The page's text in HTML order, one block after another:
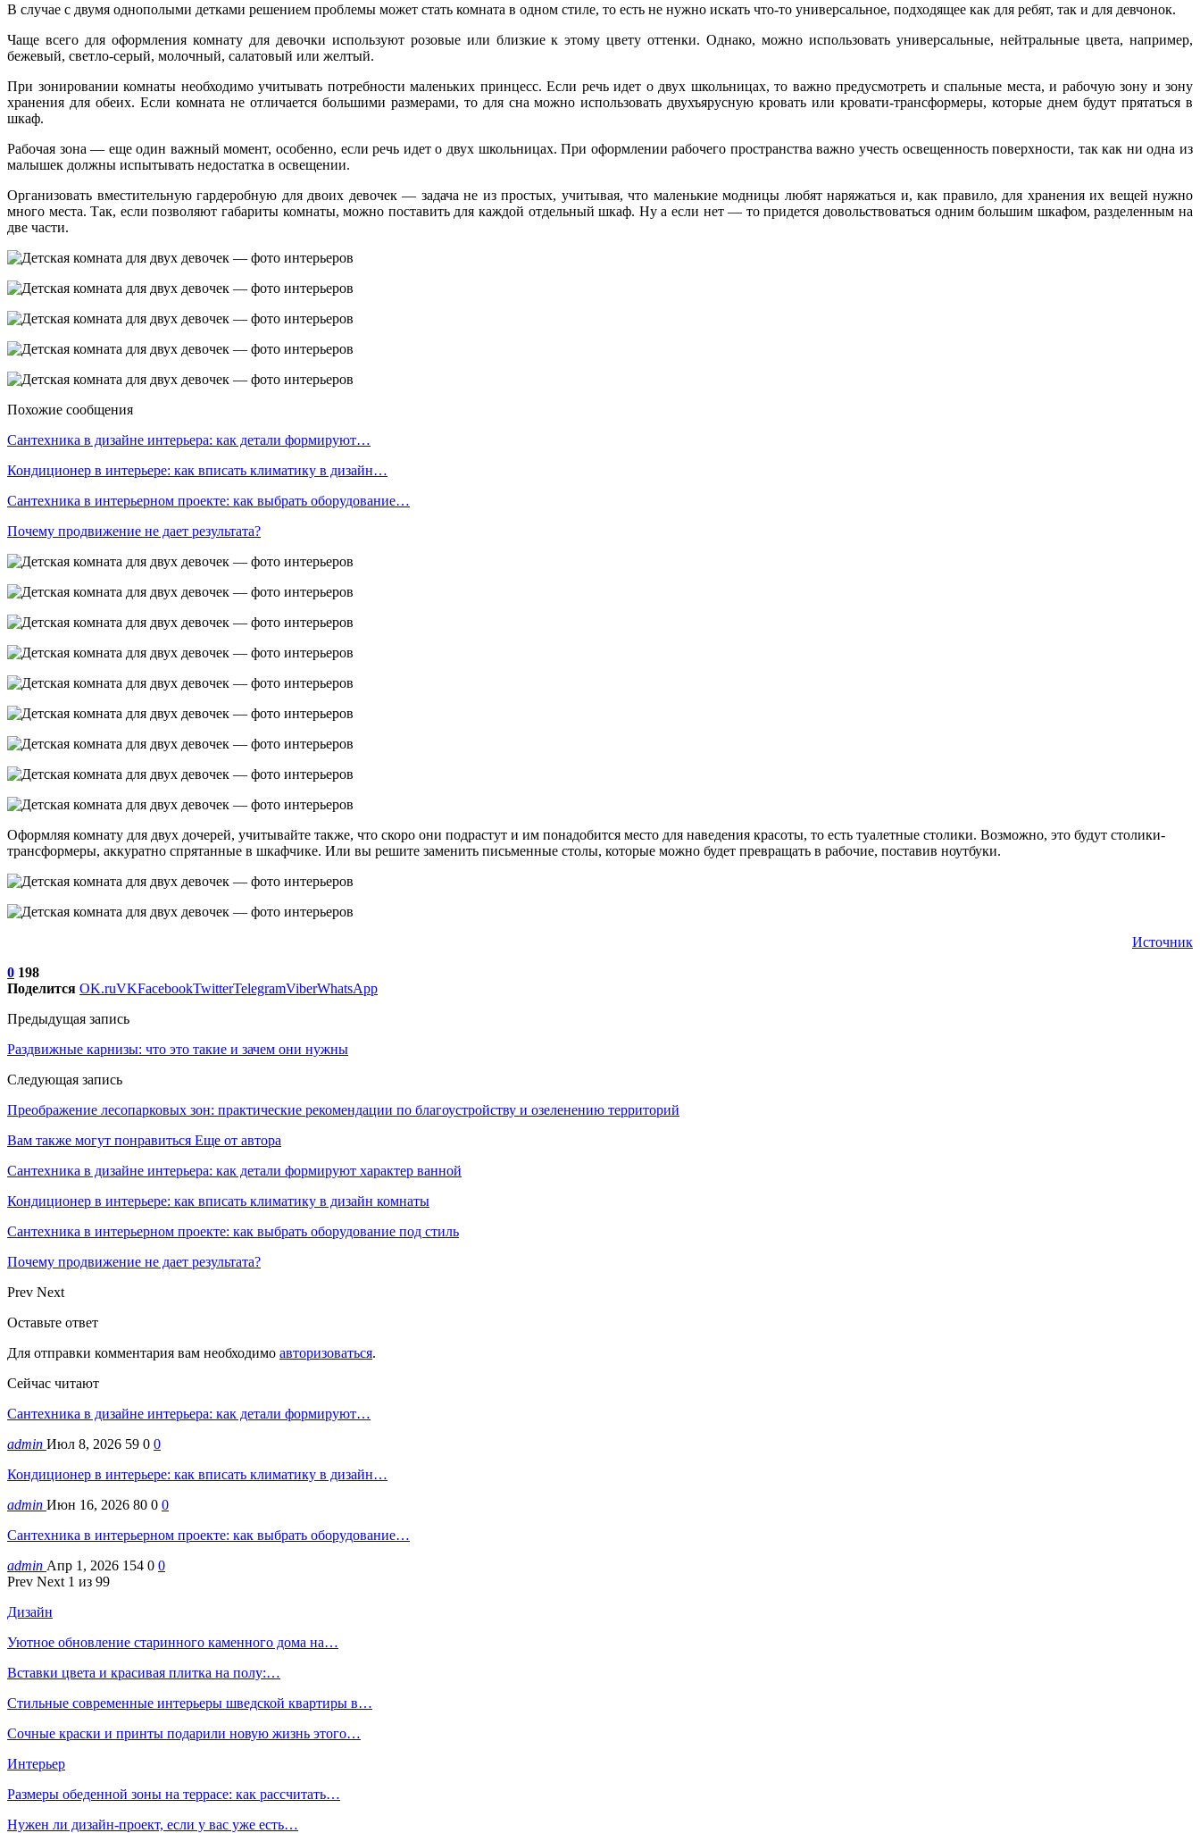
В случае с двумя однополыми детками решением проблемы может стать комната в одном стиле, то есть не нужно искать что-то универсальное, подходящее как для ребят, так и для девчонок.
Чаще всего для оформления комнату для девочки используют розовые или близкие к этому цвету оттенки. Однако, можно использовать универсальные, нейтральные цвета, например,
бежевый, светло-серый, молочный, салатовый или желтый.
При зонировании комнаты необходимо учитывать потребности маленьких принцесс. Если речь идет о двух школьницах, то важно предусмотреть и спальные места, и рабочую зону и зону
хранения для обеих. Если комната не отличается большими размерами, то для сна можно использовать двухъярусную кровать или кровати-трансформеры, которые днем будут прятаться в
шкаф.
Рабочая зона — еще один важный момент, особенно, если речь идет о двух школьницах. При оформлении рабочего пространства важно учесть освещенность поверхности, так как ни одна из
малышек должны испытывать недостатка в освещении.
Организовать вместительную гардеробную для двоих девочек — задача не из простых, учитывая, что маленькие модницы любят наряжаться и, как правило, для хранения их вещей нужно
много места. Так, если позволяют габариты комнаты, можно поставить для каждой отдельный шкаф. Ну а если нет — то придется довольствоваться одним большим шкафом, разделенным на
две части.
Похожие сообщения
Сантехника в дизайне интерьера: как детали формируют…
Кондиционер в интерьере: как вписать климатику в дизайн…
Сантехника в интерьерном проекте: как выбрать оборудование…
Почему продвижение не дает результата?
Оформляя комнату для двух дочерей, учитывайте также, что скоро они подрастут и им понадобится место для наведения красоты, то есть туалетные столики. Возможно, это будут столики-
трансформеры, аккуратно спрятанные в шкафчике. Или вы решите заменить письменные столы, которые можно будет превращать в рабочие, поставив ноутбуки.
Источник
0 198
Поделится OK.ruVKFacebookTwitterTelegramViberWhatsApp
Предыдущая запись
Раздвижные карнизы: что это такие и зачем они нужны
Следующая запись
Преображение лесопарковых зон: практические рекомендации по благоустройству и озеленению территорий
Вам также могут понравиться Еще от автора
Сантехника в дизайне интерьера: как детали формируют характер ванной
Кондиционер в интерьере: как вписать климатику в дизайн комнаты
Сантехника в интерьерном проекте: как выбрать оборудование под стиль
Почему продвижение не дает результата?
Prev Next
Оставьте ответ
Для отправки комментария вам необходимо авторизоваться.
Сейчас читают
Сантехника в дизайне интерьера: как детали формируют…
admin Июл 8, 2026 59 0 0
Кондиционер в интерьере: как вписать климатику в дизайн…
admin Июн 16, 2026 80 0 0
Сантехника в интерьерном проекте: как выбрать оборудование…
admin Апр 1, 2026 154 0 0
Prev Next 1 из 99
Дизайн
Уютное обновление старинного каменного дома на…
Вставки цвета и красивая плитка на полу:…
Стильные современные интерьеры шведской квартиры в…
Сочные краски и принты подарили новую жизнь этого…
Интерьер
Размеры обеденной зоны на террасе: как рассчитать…
Нужен ли дизайн-проект, если у вас уже есть…